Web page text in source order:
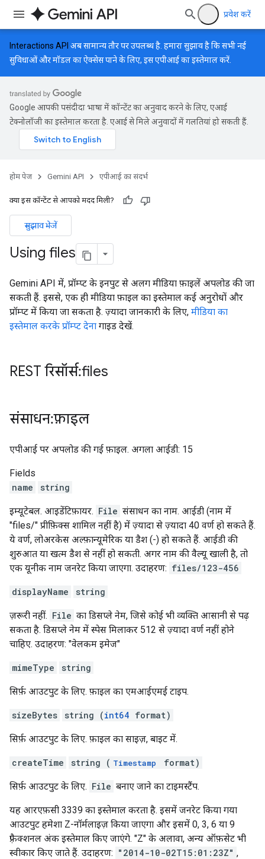
प्रवेश करें
Interactions API अब सामान्य तौर पर उपलब्ध है. हमारा सुझाव है कि सभी नई
सुविधाओं और मॉडल का ऐक्सेस पाने के लिए, इस एपीआई का इस्तेमाल करें.
Google आपकी पसंदीदा भाषा में कॉन्टेंट का अनुवाद करने के लिए, एआई
टेक्नोलॉजी का इस्तेमाल करता है. एआई से मिले अनुवादों में गलतियां हो सकती हैं.
होम पेज Gemini API एपीआई का संदर्भ
क्या इस कॉन्टेंट से आपको मदद मिली?
सुझाव भेजें
Using files
Gemini API में, प्रॉम्प्ट के इनपुट से अलग मीडिया फ़ाइलें अपलोड की जा
सकती हैं. इससे, एक ही मीडिया फ़ाइल का इस्तेमाल कई अनुरोधों और
प्रॉम्प्ट में किया जा सकता है. ज़्यादा जानकारी के लिए, मीडिया का
इस्तेमाल करके प्रॉम्प्ट देना गाइड देखें.
REST रिसॉर्स: files
संसाधन: फ़ाइल
एपीआई पर अपलोड की गई फ़ाइल. अगला आईडी: 15
Fields
name
string
इम्यूटेबल. आइडेंटिफ़ायर. File संसाधन का नाम. आईडी (नाम में
"files/" प्रीफ़िक्स शामिल नहीं है) में ज़्यादा से ज़्यादा 40 वर्ण हो सकते हैं.
ये वर्ण, लोअरकेस अल्फ़ान्यूमेरिक या डैश (-) हो सकते हैं. आईडी की
शुरुआत या खत्म डैश से नहीं हो सकती. अगर नाम की वैल्यू खाली है, तो
एक यूनीक नाम जनरेट किया जाएगा. उदाहरण: files/123-456
displayName string
ज़रूरी नहीं. File का डिसप्ले नेम, जिसे कोई भी व्यक्ति आसानी से पढ़
सकता है. डिसप्ले नेम में स्पेस मिलाकर 512 से ज़्यादा वर्ण नहीं होने
चाहिए. उदाहरण: "वेलकम इमेज"
mimeType string
सिर्फ़ आउटपुट के लिए. फ़ाइल का एमआईएमई टाइप.
sizeBytes string (int64 format)
सिर्फ़ आउटपुट के लिए. फ़ाइल का साइज़, बाइट में.
createTime string ( Timestamp format)
सिर्फ़ आउटपुट के लिए. File बनाए जाने का टाइमस्टैंप.
यह आरएफ़सी 3339 का इस्तेमाल करता है. इसमें जनरेट किया गया
आउटपुट हमेशा Z-नॉर्मलाइज़ किया जाएगा और इसमें 0, 3, 6 या 9
फ़्रैक्शनल अंक इस्तेमाल किए जाएंगे. "Z" के अलावा, अन्य ऑफ़सेट भी
स्वीकार किए जाते हैं. उदाहरण: "2014-10-02T15:01:23Z" ,